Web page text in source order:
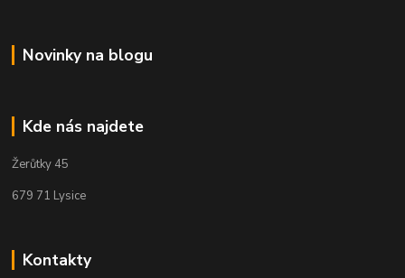
Novinky na blogu
Kde nás najdete
Žerůtky 45
679 71 Lysice
Kontakty